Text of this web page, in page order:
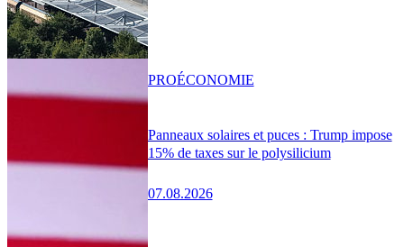
Panneaux solaires et puces : Trump impose
15% de taxes sur le polysilicium
07.08.2026
PROÉCONOMIE